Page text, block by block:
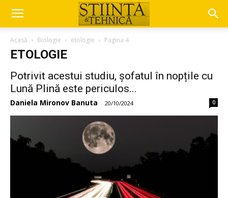
Acasă Biologie etologie Pagina 4
ETOLOGIE
Potrivit acestui studiu, șofatul în nopțile cu
Lună Plină este periculos...
Daniela Mironov Banuta - 20/10/2024 0